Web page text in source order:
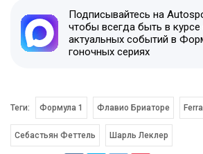
Подписывайтесь на
чтобы всегда быть в
актуальных событий в
гоночных сериях
Теги: Формула 1 Флавио Бриаторе
Себастьян Феттель Шарль Леклер